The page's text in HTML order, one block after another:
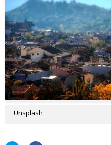
Unsplash